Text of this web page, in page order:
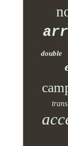
double